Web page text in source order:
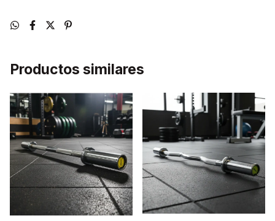
Productos similares